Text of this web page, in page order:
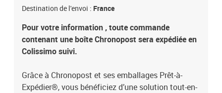
Destination de l'envoi : France
Pour votre information , toute commande
contenant une boîte Chronopost sera expédiée en
Colissimo suivi.
Grâce à Chronopost et ses emballages Prêt-à-
Expédier®, vous bénéficiez d’une solution tout-en-